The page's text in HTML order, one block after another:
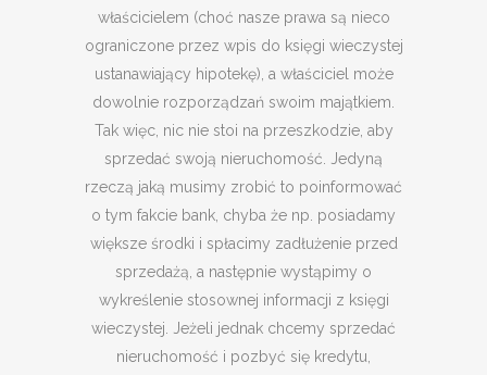
właścicielem (choć nasze prawa są nieco
ograniczone przez wpis do księgi wieczystej
ustanawiający hipotekę), a właściciel może
dowolnie rozporządzań swoim majątkiem.
Tak więc, nic nie stoi na przeszkodzie, aby
sprzedać swoją nieruchomość. Jedyną
rzeczą jaką musimy zrobić to poinformować
o tym fakcie bank, chyba że np. posiadamy
większe środki i spłacimy zadłużenie przed
sprzedażą, a następnie wystąpimy o
wykreślenie stosownej informacji z księgi
wieczystej. Jeżeli jednak chcemy sprzedać
nieruchomość i pozbyć się kredytu,